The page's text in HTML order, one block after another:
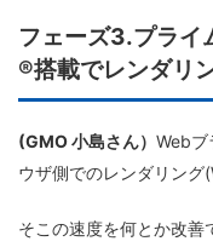
フェーズ3.プライ
®搭載でレンダリ
(GMO 小島さん） Webブ
ウザ側でのレンダリング
そこの速度を何とか改